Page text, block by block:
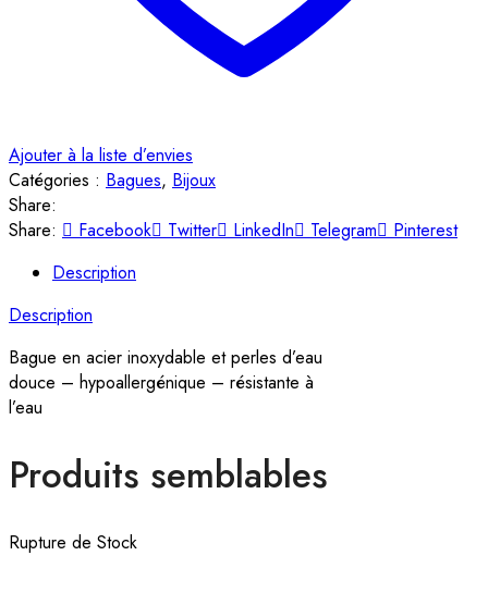
Ajouter à la liste d’envies
Catégories : Bagues, Bijoux
Share:
Share:
Facebook Twitter LinkedIn Telegram
Pinterest
Description
Description
Bague en acier inoxydable et perles d’eau
douce – hypoallergénique – résistante à
l’eau
Produits semblables
Rupture de Stock